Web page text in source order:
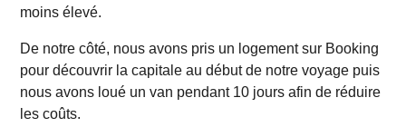
moins élevé.
De notre côté, nous avons pris un logement sur Booking
pour découvrir la capitale au début de notre voyage puis
nous avons loué un van pendant 10 jours afin de réduire
les coûts.